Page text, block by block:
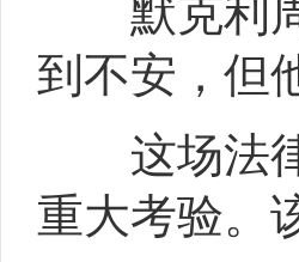
默克利周
到不安，但
这场法律
重大考验。